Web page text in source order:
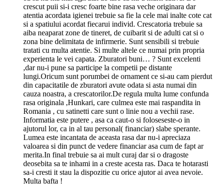
crescut puii si-i cresc foarte bine rasa veche originara dar
atentia acordata igienei trebuie sa fie la cele mai inalte cote cat
si a spatiului acordat fiecarui individ. Crescatoria trebuie sa
aiba neaparat zone de tineret, de cuibarit si de adulti cat si o
zona bine delimitata de infirmerie. Sunt sensibili si trebuie
tratati cu multa atentie. Si multe altele ce numai prin propria
experienta le vei capata. Zburatori buni… ? Sunt excelenti
,dar nu-i pune sa participe la competii pe distante
lungi.Oricum sunt porumbei de ornament ce si-au cam pierdut
din capacitatile de zburatori avute odata si asta numai din
cauza noastra, a crescatorilor.De regula multa lume confunda
rasa originala ,Hunkari, care culmea este mai raspandita in
Romania , cu satinetti care sunt o linie nou a vechii rase.
Informatia este putere , asa ca caut-o si foloseseste-o in
ajutorul lor, ca in al tau personal( financiar) slabe sperante.
Lumea este incantata de aceasta rasa dar nu-i apreciaza
valoarea si din punct de vedere financiar asa cum de fapt ar
merita.In final trebuie sa ai mult curaj dar si o dragoste
deosebita sa te inhami in a creste acesta ras. Daca te hotarasti
sa-i cresti it stau la dispozitie cu orice ajutor ai avea nevoie.
Multa bafta !